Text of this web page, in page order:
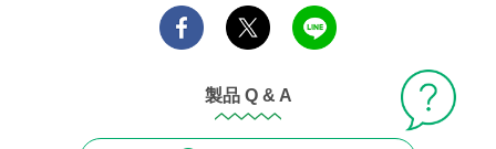
製品 Q & A